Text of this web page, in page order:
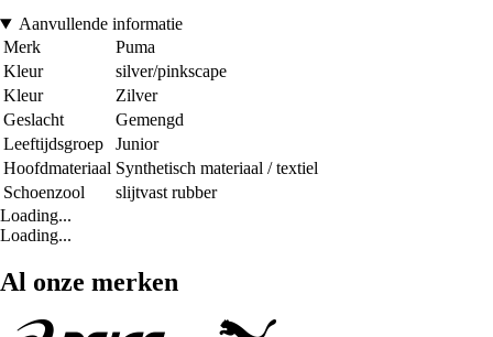
Aanvullende informatie
Merk
Puma
Kleur
silver/pinkscape
Kleur
Zilver
Geslacht
Gemengd
Leeftijdsgroep
Junior
Hoofdmateriaal Synthetisch materiaal / textiel
Schoenzool
slijtvast rubber
Loading...
Loading...
Al onze merken